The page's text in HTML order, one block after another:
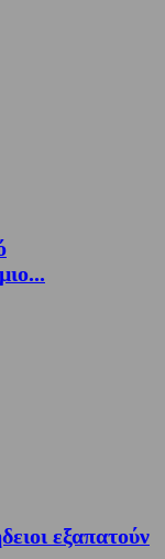
εξαπατούν